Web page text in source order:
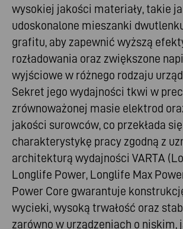
wysokiej jakości materiały, takie
udoskonalone mieszanki
grafitu, aby zapewnić wyższą
rozładowania oraz zwiększone
wyjściowe w różnego rodzaju
Sekret jego wydajności tkwi w
zrównoważonej masie elektrod
jakości surowców, co przekłada
charakterystykę pracy zgodną z
architekturą wydajności VARTA
Longlife Power, Longlife Max
Power Core gwarantuje
wycieki, wysoką trwałość oraz
zarówno w urządzeniach o niskim,